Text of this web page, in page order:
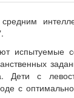
Дети с
с